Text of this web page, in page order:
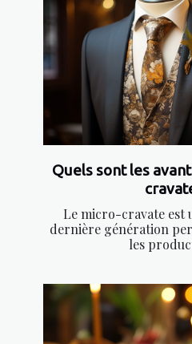
Quels sont les
Le micro-cravate est
dernière génération
les